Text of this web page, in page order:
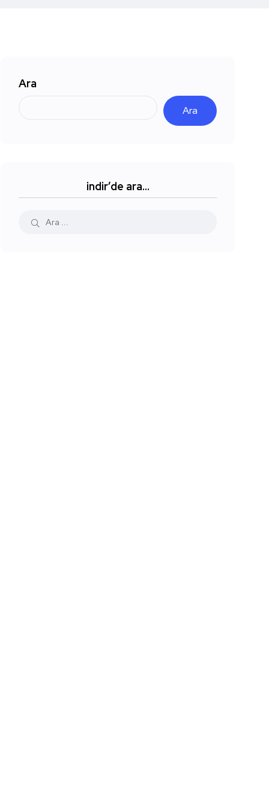
Ara
Ara
indir’de ara…